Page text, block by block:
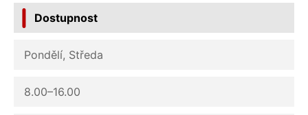
Dostupnost
Pondělí, Středa
8.00–16.00